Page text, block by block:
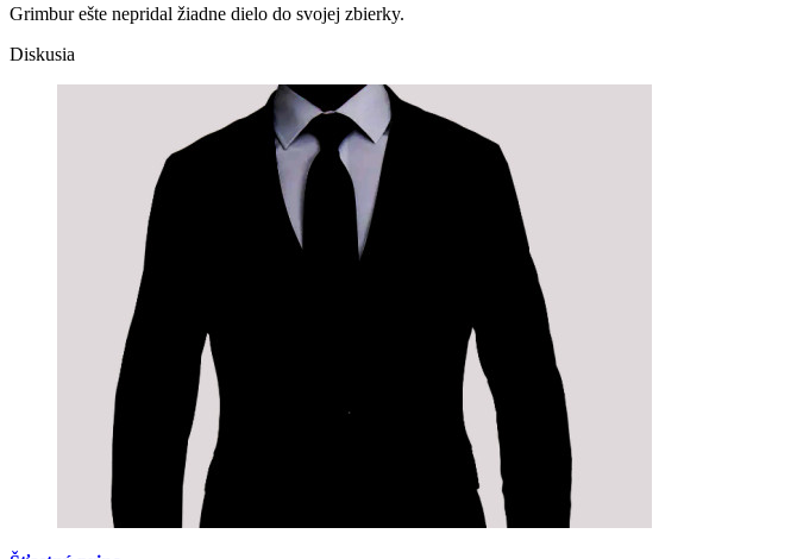
Grimbur ešte nepridal žiadne dielo do svojej zbierky.
Diskusia